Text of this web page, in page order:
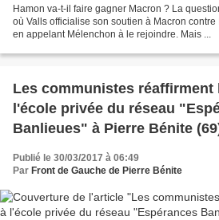
Hamon va-t-il faire gagner Macron ? La
où Valls officialise son soutien à Macron
en appelant Mélenchon à le rejoindre. Mais ...
Les communistes
l'école privée du réseau
Banlieues" à Pierre Bénite
Publié le 30/03/2017 à 06:49
Par Front de Gauche de Pierre Bénite